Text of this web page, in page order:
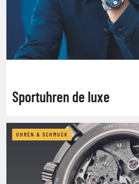
Sportuhren de luxe
UHREN & SCHMUCK